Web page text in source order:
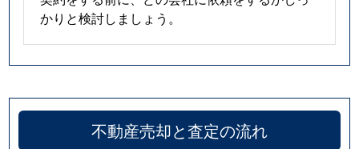
かりと検討しましょう。
不動産売却と査定の流れ